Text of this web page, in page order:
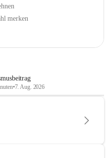
merken
•7. Aug. 2026